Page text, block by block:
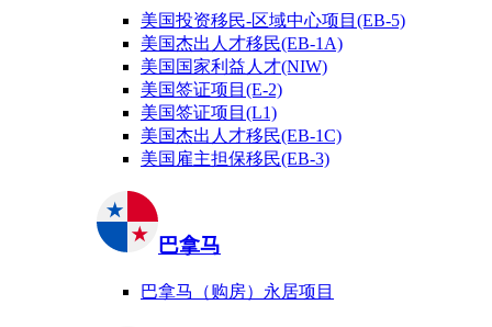
美国投资移民-区域中心项目(EB-5)
美国杰出人才移民(EB-1A)
美国国家利益人才(NIW)
美国签证项目(E-2)
美国签证项目(L1)
美国杰出人才移民(EB-1C)
美国雇主担保移民(EB-3)
巴拿马
巴拿马（购房）永居项目